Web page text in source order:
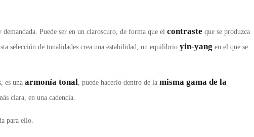
Puede ser en un claroscuro, de forma que el contraste que se produzca
selección de tonalidades crea una estabilidad, un equilibrio yin-yang en el que se
es una armonía tonal , puede hacerlo dentro de la misma gama de la
clara, en una cadencia.
para ello.